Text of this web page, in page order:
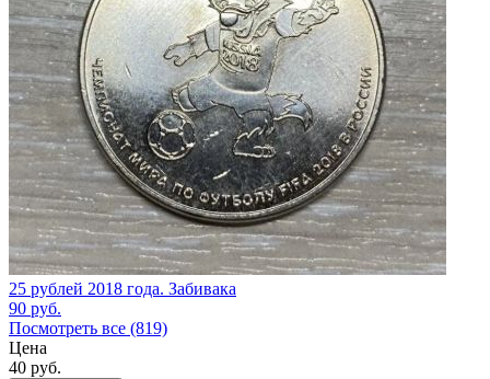
25 рублей 2018 года. Забивака
90 руб.
Посмотреть все (819)
Цена
40 руб.